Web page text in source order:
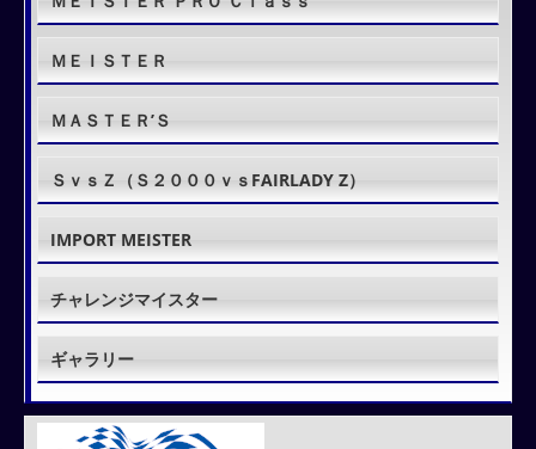
ＭＥＩＳＴＥＲ
ＭＡＳＴＥＲ’Ｓ
ＳｖｓＺ（Ｓ２０００ｖｓFAIRLADY Z）
IMPORT MEISTER
チャレンジマイスター
ギャラリー